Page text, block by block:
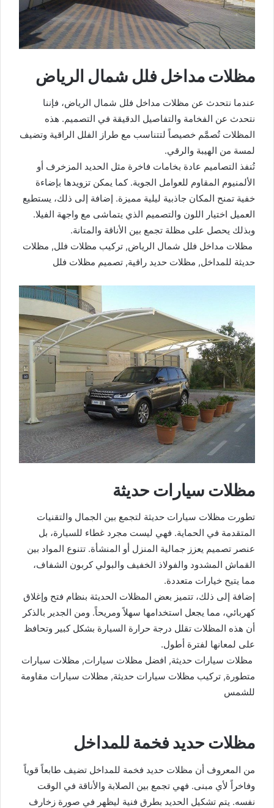
مظلات مداخل فلل شمال الرياض
عندما نتحدث عن مظلات مداخل فلل شمال الرياض، فإننا
نتحدث عن الفخامة والتفاصيل الدقيقة في التصميم. هذه
المظلات تُصمَّم خصيصاً لتتناسب مع طراز الفلل الراقية وتضيف
لمسة من الهيبة والرقي.
تُنفذ التصاميم عادة بخامات فاخرة مثل الحديد المزخرف أو
الألمنيوم المقاوم للعوامل الجوية. كما يمكن تزويدها بإضاءة
خفية تمنح المكان جاذبية ليلية مميزة. إضافة إلى ذلك، يستطيع
العميل اختيار اللون والتصميم الذي يتماشى مع واجهة الفيلا.
وبذلك يحصل على مظلة تجمع بين الأناقة والمتانة.
مظلات مداخل فلل شمال الرياض, تركيب مظلات فلل, مظلات
حديثة للمداخل, مظلات حديد راقية, تصميم مظلات فلل
مظلات سيارات حديثة
تطورت مظلات سيارات حديثة لتجمع بين الجمال والتقنيات
المتقدمة في الحماية. فهي ليست مجرد غطاء للسيارة، بل
عنصر تصميم يعزز جمالية المنزل أو المنشأة. تتنوع المواد بين
القماش المشدود والفولاذ الخفيف والبولي كربون الشفاف،
مما يتيح خيارات متعددة.
إضافة إلى ذلك، تتميز بعض المظلات الحديثة بنظام فتح وإغلاق
كهربائي، مما يجعل استخدامها سهلاً ومريحاً. ومن الجدير بالذكر
أن هذه المظلات تقلل درجة حرارة السيارة بشكل كبير وتحافظ
على لمعانها لفترة أطول.
مظلات سيارات حديثة, افضل مظلات سيارات, مظلات سيارات
متطورة, تركيب مظلات سيارات حديثة, مظلات سيارات مقاومة
للشمس
مظلات حديد فخمة للمداخل
من المعروف أن مظلات حديد فخمة للمداخل تضيف طابعاً قوياً
وفاخراً لأي مبنى. فهي تجمع بين الصلابة والأناقة في الوقت
نفسه. يتم تشكيل الحديد بطرق فنية ليظهر في صورة زخارف